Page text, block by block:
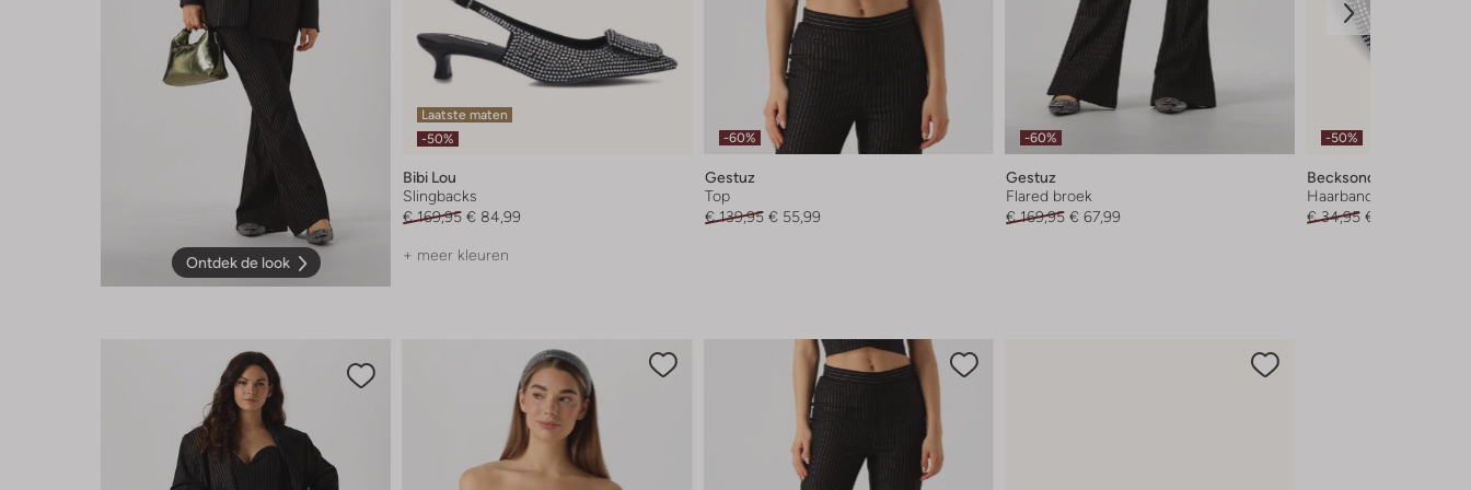
Ontdek de look
Laatste maten
-50%
Bibi Lou
Slingbacks
€ 169,95 € 84,99
+ meer kleuren
-60%
Gestuz
Top
€ 139,95 € 55,99
-60%
Gestuz
Flared broek
€ 169,95 € 67,99
-50%
Becksondergaard
Haarband
€ 34,95 € 16,99